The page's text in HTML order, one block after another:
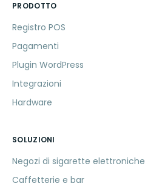
PRODOTTO
Registro POS
Pagamenti
Plugin WordPress
Integrazioni
Hardware
SOLUZIONI
Negozi di sigarette elettroniche
Caffetterie e bar